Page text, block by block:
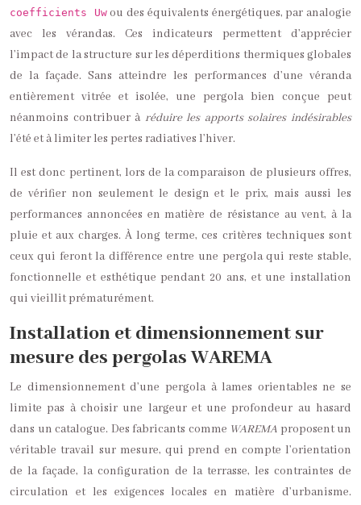
coefficients Uwou des équivalents énergétiques, par analogie
avec les vérandas. Ces indicateurs permettent d’apprécier
l’impact de la structure sur les déperditions thermiques globales
de la façade. Sans atteindre les performances d’une véranda
entièrement vitrée et isolée, une pergola bien conçue peut
néanmoins contribuer à réduire les apports solaires indésirables
l’été et à limiter les pertes radiatives l’hiver.
Il est donc pertinent, lors de la comparaison de plusieurs offres,
de vérifier non seulement le design et le prix, mais aussi les
performances annoncées en matière de résistance au vent, à la
pluie et aux charges. À long terme, ces critères techniques sont
ceux qui feront la différence entre une pergola qui reste stable,
fonctionnelle et esthétique pendant 20 ans, et une installation
qui vieillit prématurément.
Installation et dimensionnement sur
mesure des pergolas WAREMA
Le dimensionnement d’une pergola à lames orientables ne se
limite pas à choisir une largeur et une profondeur au hasard
dans un catalogue. Des fabricants comme WAREMA proposent un
véritable travail sur mesure, qui prend en compte l’orientation
de la façade, la configuration de la terrasse, les contraintes de
circulation et les exigences locales en matière d’urbanisme.